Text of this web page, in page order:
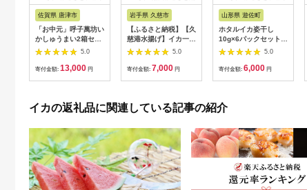
佐賀県 唐津市
「お中元」呼子萬坊い
かしゅうまい2箱セッ
ト 呼子名物 惣菜 ギフ
ト用 贈り物用
5.0
寄付金額: 13,000 円
岩手県 久慈市
【ふるさと納税】【久
慈港水揚げ】イカ一夜
干し3枚入り×1袋
5.0
寄付金額: 7,000 円
山形県 遊佐町
ホタルイカ姿干し
10g×6パックセット
化学調味料・保存料・
着色料不使用 国産 烏
賊 いか 干物 乾物 常
5.0
寄付金額: 6,000 円
イカの返礼品に関連している記事の紹介